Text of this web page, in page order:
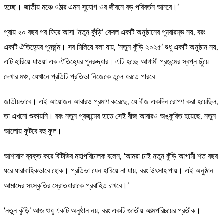
হচ্ছে। জাতীয় মঞ্চে ওঠার এমন সুযোগ ওর জীবনে বড় পরিবর্তন আনবে।’
প্রায় ২০ বছর পর ফিরে আসা ‘নতুন কুঁড়ি’ কেবল একটি অনুষ্ঠানের পুনরারম্ভ নয়, বরং
একটি ঐতিহ্যের পুনর্জন্ম। সব মিলিয়ে বলা যায়, ‘নতুন কুঁড়ি ২০২৫’ শুধু একটি অনুষ্ঠান নয়,
এটি হারিয়ে যাওয়া এক ঐতিহ্যের পুনরুদ্ধার। এটি হচ্ছে আগামী প্রজন্মের স্বপ্ন ছুঁয়ে
দেখার মঞ্চ, যেখানে প্রতিটি প্রতিভা নিজেকে তুলে ধরতে পারবে
জাতীয়ভাবে। এই আয়োজন আবারও প্রমাণ করেছে, যে বীজ একদিন রোপণ করা হয়েছিল,
তা এখনো শুকায়নি। বরং নতুন প্রজন্মের হাতে সেই বীজ আবারও অঙ্কুরিত হয়েছে, নতুন
আলোয় ফুটবে বহু ফুল।
আশাবাদ ব্যক্ত করে বিটিভির মহাপরিচালক বলেন, ‘আমরা চাই নতুন কুঁড়ি আগামী শত বছর
ধরে ধারাবাহিকভাবে হোক। প্রতিভা যেন হারিয়ে না যায়, বরং উৎসাহ পায়। এই অনুষ্ঠান
আমাদের সংস্কৃতির স্রোতধারাকে প্রবাহিত রাখবে।’
‘নতুন কুঁড়ি’ আজ শুধু একটি অনুষ্ঠান নয়, বরং একটি জাতীয় আত্মপরিচয়ের প্রতীক।